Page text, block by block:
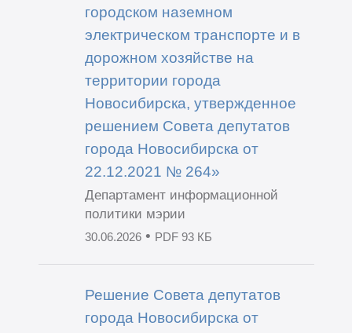
городском наземном
электрическом транспорте и в
дорожном хозяйстве на
территории города
Новосибирска, утвержденное
решением Совета депутатов
города Новосибирска от
22.12.2021 № 264»
Департамент информационной
политики мэрии
30.06.2026• PDF 93 КБ
Решение Совета депутатов
города Новосибирска от